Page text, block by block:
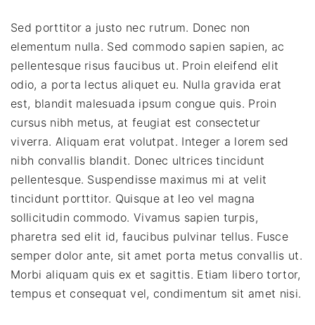
Sed porttitor a justo nec rutrum. Donec non
elementum nulla. Sed commodo sapien sapien, ac
pellentesque risus faucibus ut. Proin eleifend elit
odio, a porta lectus aliquet eu. Nulla gravida erat
est, blandit malesuada ipsum congue quis. Proin
cursus nibh metus, at feugiat est consectetur
viverra. Aliquam erat volutpat. Integer a lorem sed
nibh convallis blandit. Donec ultrices tincidunt
pellentesque. Suspendisse maximus mi at velit
tincidunt porttitor. Quisque at leo vel magna
sollicitudin commodo. Vivamus sapien turpis,
pharetra sed elit id, faucibus pulvinar tellus. Fusce
semper dolor ante, sit amet porta metus convallis ut.
Morbi aliquam quis ex et sagittis. Etiam libero tortor,
tempus et consequat vel, condimentum sit amet nisi.